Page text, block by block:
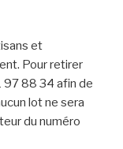
et
Pour retirer
97 88 34 afin de
lot ne sera
du numéro